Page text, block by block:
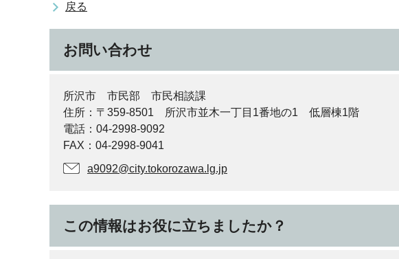
戻る
お問い合わせ
所沢市 市民部 市民相談課
住所：〒359-8501 所沢市並木一丁目1番地の1 低層棟1階
電話：04-2998-9092
FAX：04-2998-9041
a9092@city.tokorozawa.lg.jp
この情報はお役に立ちましたか？